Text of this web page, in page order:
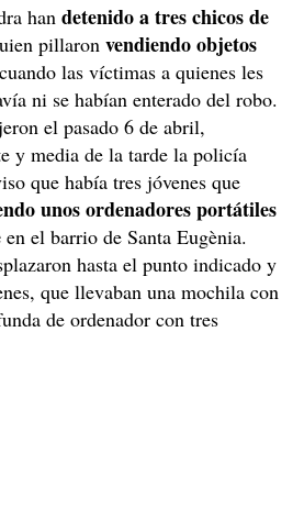
han detenido a tres chicos de
pillaron vendiendo objetos
cuando las víctimas a quienes les
ni se habían enterado del robo.
el pasado 6 de abril,
y media de la tarde la policía
que había tres jóvenes que
unos ordenadores portátiles
en el barrio de Santa Eugènia.
hasta el punto indicado y
que llevaban una mochila con
de ordenador con tres